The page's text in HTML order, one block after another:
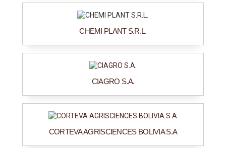
CHEMI PLANT S.R.L.
CIAGRO S.A.
CORTEVA AGRISCIENCES BOLIVIA S.A